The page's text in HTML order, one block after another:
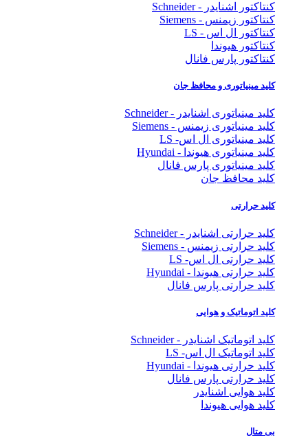
کنتاکتور اشنایدر - Schneider
کنتاکتور زیمنس - Siemens
کنتاکتور ال اس - LS
کنتاکتور هیوندا
کنتاکتور پارس فانال
کلید مینیاتوری و محافظ جان
کلید مینیاتوری اشنایدر - Schneider
کلید مینیاتوری زیمنس - Siemens
کلید مینیاتوری ال اس- LS
کلید مینیاتوری هیوندا - Hyundai
کلید مینیاتوری پارس فانال
کلید محافظ جان
کلید حرارتی
کلید حرارتی اشنایدر - Schneider
کلید حرارتی زیمنس - Siemens
کلید حرارتی ال اس- LS
کلید حرارتی هیوندا - Hyundai
کلید حرارتی پارس فانال
کلید اتوماتیک و هوایی
کلید اتوماتیک اشنایدر - Schneider
کلید اتوماتیک ال اس- LS
کلید حرارتی هیوندا - Hyundai
کلید حرارتی پارس فانال
کلید هوایی اشنایدر
کلید هوایی هیوندا
بی متال